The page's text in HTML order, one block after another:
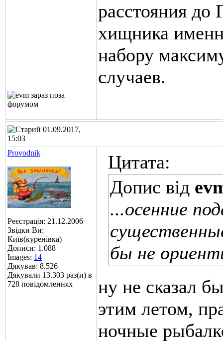
расстояния
хищника
набору
случаев.
01.09.2017,
15:03
Provodnik
Реєстрація: 21.12.2006
Звідки Ви:
Київ(куренівка)
Дописи: 1.088
Images: 14
Дякував: 8.526
Дякували 13.303 раз(и) в
728 повідомленнях
Цитата:
Допис від
...осенние
бы не
ну не сказал
этим летом,
ночные